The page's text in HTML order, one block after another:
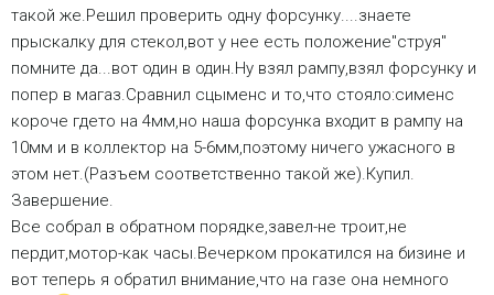
такой же.Решил проверить одну форсунку....знаете
прыскалку для стекол,вот у нее есть положение"струя"
помните да...вот один в один.Ну взял рампу,взял форсунку и
попер в магаз.Сравнил сцыменс и то,что стояло:сименс
короче гдето на 4мм,но наша форсунка входит в рампу на
10мм и в коллектор на 5-6мм,поэтому ничего ужасного в
этом нет.(Разъем соответственно такой же).Купил.
Завершение.
Все собрал в обратном порядке,завел-не троит,не
пердит,мотор-как часы.Вечерком прокатился на бизине и
вот теперь я обратил внимание,что на газе она немного